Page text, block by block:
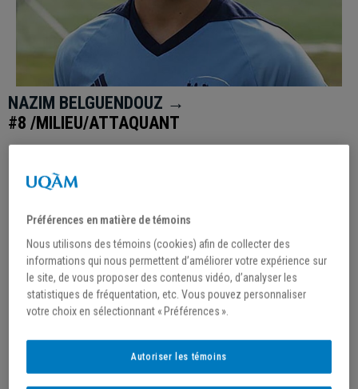
NAZIM BELGUENDOUZ →
#8 /MILIEU/ATTAQUANT
Préférences en matière de témoins
Nous utilisons des témoins (cookies) afin de collecter des
informations qui nous permettent d’améliorer votre expérience sur
le site, de vous proposer des contenus vidéo, d’analyser les
statistiques de fréquentation, etc. Vous pouvez personnaliser
votre choix en sélectionnant « Préférences ».
Autoriser les témoins